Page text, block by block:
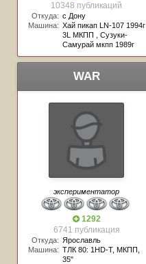
10348 публикаций
Откуда: с Дону
Машина: Хай пикап LN-107 1994г
3L МКПП , Сузуки-
Самурай мкпп 1989г
WAR
экспериментатор
1292
6741 публикация
Откуда: Ярославль
Машина: TЛК 80: 1HD-T, МКПП,
35"